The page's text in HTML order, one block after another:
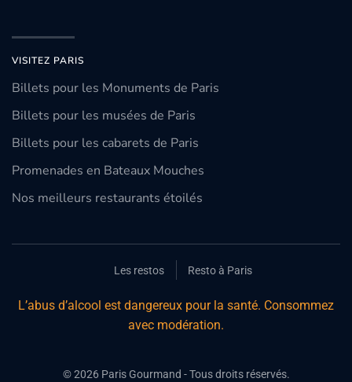
VISITEZ PARIS
Billets pour les Monuments de Paris
Billets pour les musées de Paris
Billets pour les cabarets de Paris
Promenades en Bateaux Mouches
Nos meilleurs restaurants étoilés
Les restos Resto à Paris
L’abus d’alcool est dangereux pour la santé. Consommez
avec modération.
©2026Paris Gourmand - Tous droits réservés.